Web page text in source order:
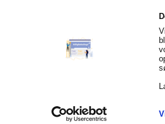
billigEmballage.dk